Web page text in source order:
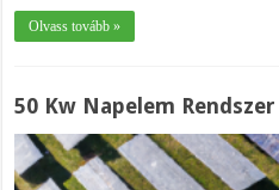
Olvass tovább »
50 Kw Napelem